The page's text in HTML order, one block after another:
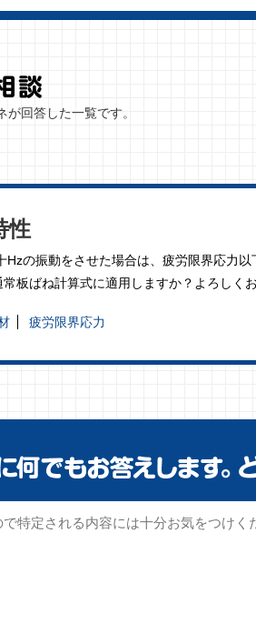
回答した一覧です。
性
の振動をさせた場合は、疲労限界応力
板ばね計算式に適用しますか？よろしく
疲労限界応力